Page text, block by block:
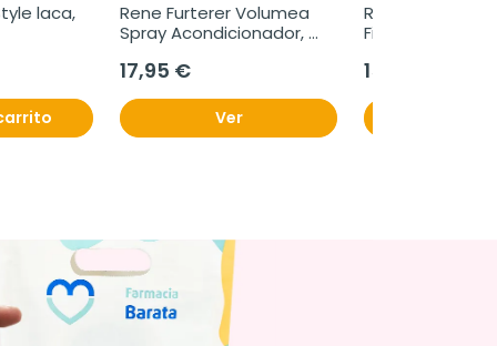
laca,
Rene Furterer Volumea
Spray Acondicionador,
17,95 €
Ver
Rene Furterer
Fijador, 150ml.
15,80 €